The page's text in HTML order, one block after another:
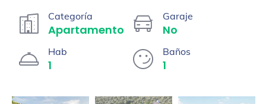
Categoría
Apartamento
Garaje
No
Hab
1
Baños
1